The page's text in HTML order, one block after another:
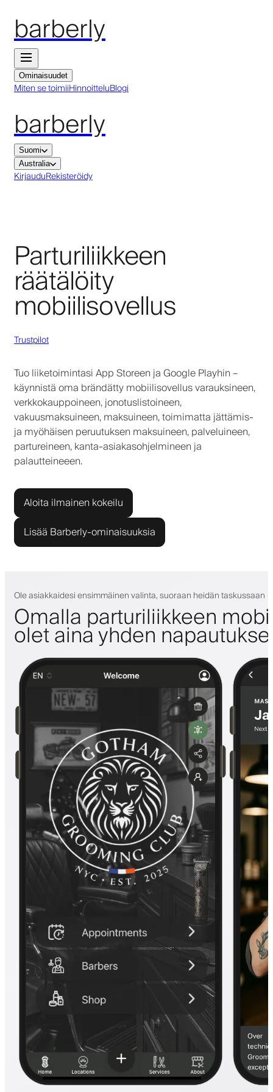
barberly
Ominaisuudet
Miten se toimiiHinnoitteluBlogi
barberly
Suomi
Australia
KirjauduRekisteröidy
Parturiliikkeen
räätälöity
mobiilisovellus
Trustpilot
Tuo liiketoimintasi App Storeen ja Google Playhin –
käynnistä oma brändätty mobiilisovellus varauksineen,
verkkokauppoineen, jonotuslistoineen,
vakuusmaksuineen, maksuineen, toimimatta jättämis-
ja myöhäisen peruutuksen maksuineen, palveluineen,
partureineen, kanta-asiakasohjelmineen ja
palautteineeen.
Aloita ilmainen kokeilu
Lisää Barberly-ominaisuuksia
Ole asiakkaidesi ensimmäinen valinta, suoraan heidän taskussaan
Omalla parturiliikkeen
olet aina yhden